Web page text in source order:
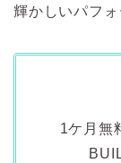
輝かしいパフ
1ケ月無